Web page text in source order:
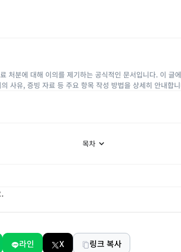
처분에 대해 이의를 제기하는 공식적인 문서입니다. 이
사유, 증빙 자료 등 주요 항목 작성 방법을 상세히 안내합
목차
라인 X 링크 복사